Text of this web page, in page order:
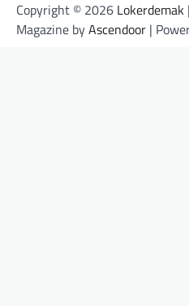
Copyright © 2026 Lokerdemak
Magazine byAscendoor |